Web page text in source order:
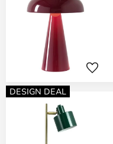
DESIGN DEAL